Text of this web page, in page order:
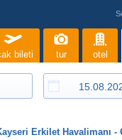
bileti tur otel
Erkilet Havalimanı -